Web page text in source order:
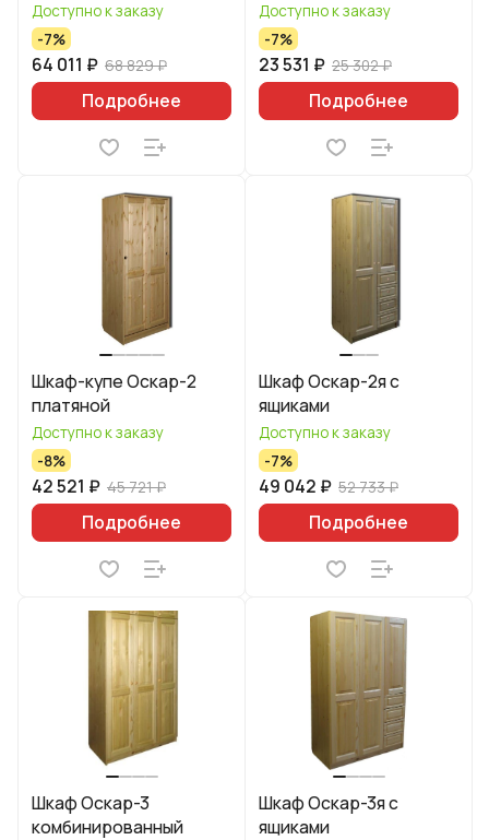
Доступно к заказу
-7%
64 011 ₽ 68 829 ₽
Подробнее
Доступно к заказу
-7%
23 531 ₽ 25 302 ₽
Подробнее
Шкаф-купе Оскар-2
платяной
Доступно к заказу
-8%
42 521 ₽ 45 721 ₽
Подробнее
Шкаф Оскар-2я с
ящиками
Доступно к заказу
-7%
49 042 ₽ 52 733 ₽
Подробнее
Шкаф Оскар-3
комбинированный
Шкаф Оскар-3я с
ящиками